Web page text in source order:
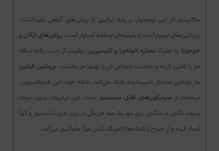
مکانیسم اثر این محصول بر پایه ترکیبی از روغن‌های گیاهی نفوذکننده،
پروتئین‌های ترمیم‌کننده و پلیمرهای محافظ استوار است. روغن‌های آرگان و
جوجوبا به همراه عصاره آلوئه‌ورا و گلیسیرین، رطوبت از دست رفته ساقه
مو را تأمین کرده و خاصیت ارتجاعی آن را بهبود می‌بخشند. پروتئین کراتین
به بازسازی ساختار آسیب‌دیده کمک می‌کند. نقطه قوت این فرمولاسیون،
استفاده ازسیلیکون‌های قابل شستشو است؛ این ترکیبات بدون ایجاد
رسوب دائمی و سنگینی روی مو، یک سد فیزیکی در برابر حرارت (سشوار و اتو)
ایجاد کرده و از خروج رنگدانه‌ها (کم‌رنگ شدن مو) جلوگیری می‌کنند.